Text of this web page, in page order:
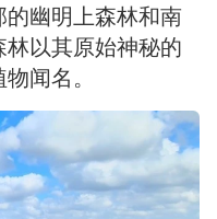
的幽明上森林和南
以其原始神秘的
闻名。